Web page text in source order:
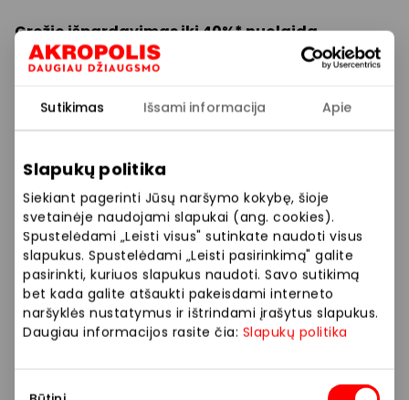
Sutikimas Išsami informacija Apie
Slapukų politika
Siekiant pagerinti Jūsų naršymo kokybę, šioje
svetainėje naudojami slapukai (ang. cookies).
Spustelėdami „Leisti visus" sutinkate naudoti visus
slapukus. Spustelėdami „Leisti pasirinkimą" galite
pasirinkti, kuriuos slapukus naudoti. Savo sutikimą
bet kada galite atšaukti pakeisdami interneto
naršyklės nustatymus ir ištrindami įrašytus slapukus.
Daugiau informacijos rasite čia: Slapukų politika
Grožio išpardavimas iki 40%* nuolaida.
*Nuolaidos nesumuojamos.
Prekybos ir pramogų centre „AKROPOLIS“
savarankiškai nustato taikomas nuolaidas, jų
dydžius bei kitas aktualias sąlygas.
Stengiamės kuo tiksliau pateikti aktualią
informaciją, tačiau, jei kyla neatitikimų tarp mūsų
tinklalapyje pateiktos informacijos ir faktinės
informacijos parduotuvėje ar paslaugų teikimo
vietoje, visada vadovaukitės tuo, kas nurodyta
vietoje.